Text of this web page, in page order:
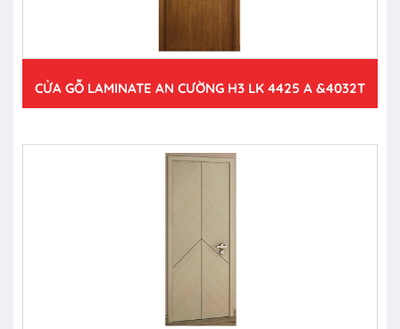
CỬA GỖ LAMINATE AN CƯỜNG H3 LK 4425 A &4032T